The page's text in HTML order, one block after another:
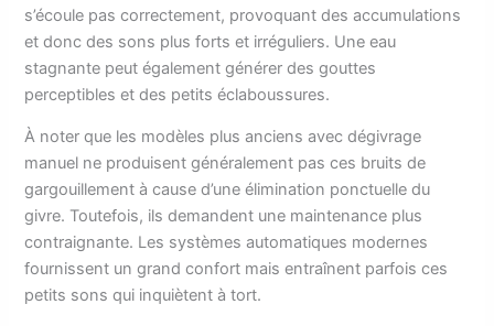
s’écoule pas correctement, provoquant des accumulations
et donc des sons plus forts et irréguliers. Une eau
stagnante peut également générer des gouttes
perceptibles et des petits éclaboussures.
À noter que les modèles plus anciens avec dégivrage
manuel ne produisent généralement pas ces bruits de
gargouillement à cause d’une élimination ponctuelle du
givre. Toutefois, ils demandent une maintenance plus
contraignante. Les systèmes automatiques modernes
fournissent un grand confort mais entraînent parfois ces
petits sons qui inquiètent à tort.